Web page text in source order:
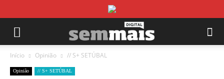
Início Opinião // S+ SETÚBAL
Opinião // S+ SETÚBAL